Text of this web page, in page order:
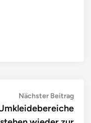
Nächster BeitragNext